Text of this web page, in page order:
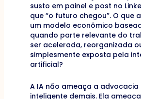
susto em painel e post no
que “o futuro chegou”. O que
um modelo econômico
quando parte relevante do
ser acelerada, reorganizada
simplesmente exposta pela
artificial?
A IA não ameaça a advocacia
inteligente demais. Ela